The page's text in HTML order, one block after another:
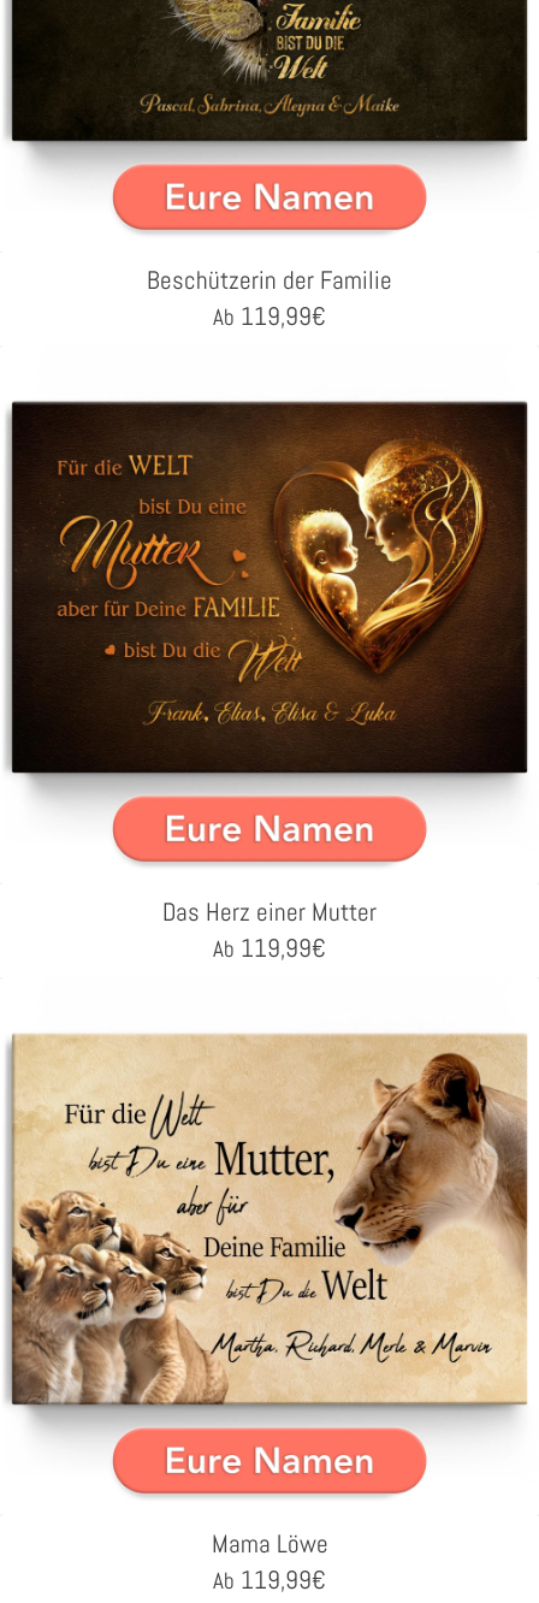
Beschützerin der Familie
Ab 119,99€
Das Herz einer Mutter
Ab 119,99€
Mama Löwe
Ab 119,99€